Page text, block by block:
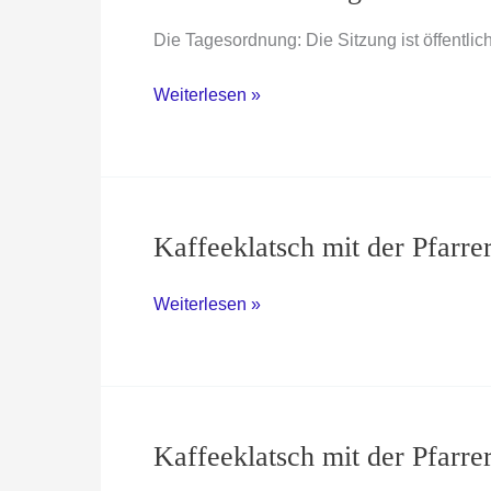
Die Tagesordnung: Die Sitzung ist
Ortsbeiratssitzung
Weiterlesen »
Kaffeeklatsch mit der
Kaffeeklatsch
Weiterlesen »
Kaffeeklatsch mit der